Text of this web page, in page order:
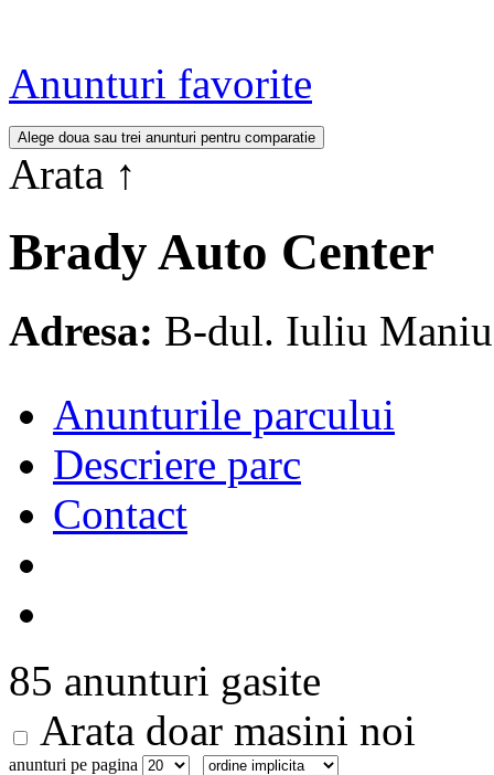
Anunturi favorite
Arata ↑
Brady Auto Center
Adresa: B-dul. Iuliu
Anunturile parcului
Descriere parc
Contact
85 anunturi gasite
Arata doar masini noi
anunturi pe pagina